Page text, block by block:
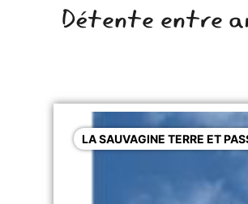
Détente entre
LA SAUVAGINE TERRE ET